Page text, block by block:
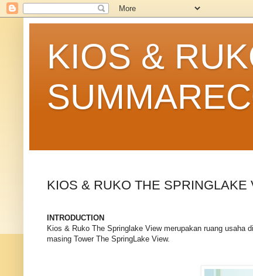
KIOS &
KIOS & RUKO THE SPRINGLAKE
INTRODUCTION
Kios & Ruko The Springlake View merupakan ruang usaha
masing Tower The SpringLake View.